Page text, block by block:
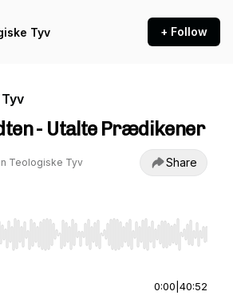
Tyv + Follow
- Utalte Prædikener
Teologiske Tyv Share
Right to seek, Home/End to jump
0:00 40:52